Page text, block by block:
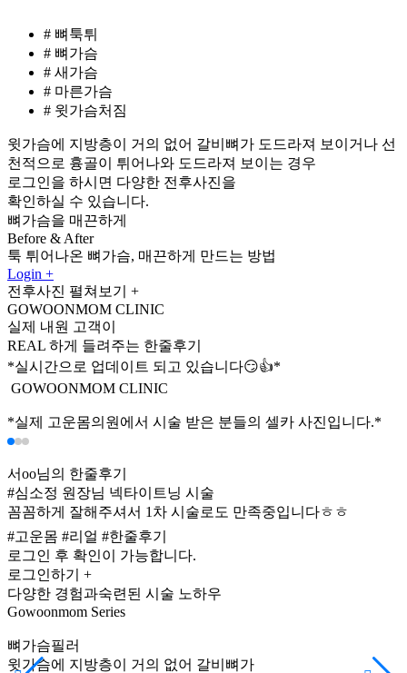
# 뼈툭튀
# 뼈가슴
# 새가슴
# 마른가슴
# 윗가슴처짐
윗가슴에 지방층이 거의 없어 갈비뼈가 도드라져 보이거나 선
천적으로 흉골이 튀어나와 도드라져 보이는 경우
로그인을 하시면 다양한 전후사진을
확인하실 수 있습니다.
뼈가슴을 매끈하게
Before & After
툭 튀어나온 뼈가슴, 매끈하게 만드는 방법
Login +
전후사진 펼쳐보기 +
GOWOONMOM CLINIC
실제 내원 고객이
REAL 하게 들려주는 한줄후기
*실시간으로 업데이트 되고 있습니다😏👍*
GOWOONMOM CLINIC
*실제 고운몸의원에서 시술 받은 분들의 셀카 사진입니다.*
서oo님의 한줄후기
#심소정 원장님 넥타이트닝 시술
꼼꼼하게 잘해주셔서 1차 시술로도 만족중입니다ㅎㅎ
#고운몸 #리얼 #한줄후기
로그인 후 확인이 가능합니다.
로그인하기 +
다양한 경험과숙련된 시술 노하우
Gowoonmom Series
뼈가슴필러
윗가슴에 지방층이 거의 없어 갈비뼈가